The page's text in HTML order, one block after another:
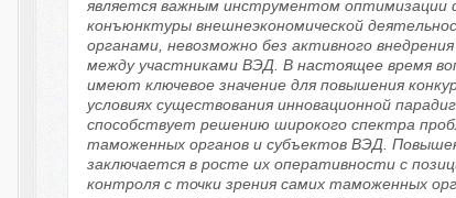
является важным инструментом оптимизации
конъюнктуры внешнеэкономической
органами, невозможно без активного
между участниками ВЭД. В настоящее время
имеют ключевое значение для повышения
условиях существования инновационной
способствует решению широкого спектра
таможенных органов и субъектов ВЭД.
заключается в росте их оперативности с
контроля с точки зрения самих таможенных